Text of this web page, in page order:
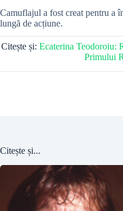
Camuflajul a fost creat pentru a
lungă de acțiune.
Citește și: Ecaterina Teodoroiu:
Primului
Citește și...